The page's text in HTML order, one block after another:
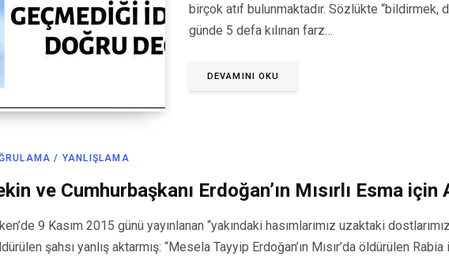
birçok atıf bulunmaktadır. Sözlükte “bildirmek,
günde 5 defa kılınan farz…
DEVAMINI OKU
/ YANLIŞLAMA
ve Cumhurbaşkanı Erdoğan’ın Mısırlı Esma için
9 Kasım 2015 günü yayınlanan “yakındaki hasımlarımız uzaktaki
şahsı yanlış aktarmış: “Mesela Tayyip Erdoğan’ın Mısır’da öldürülen